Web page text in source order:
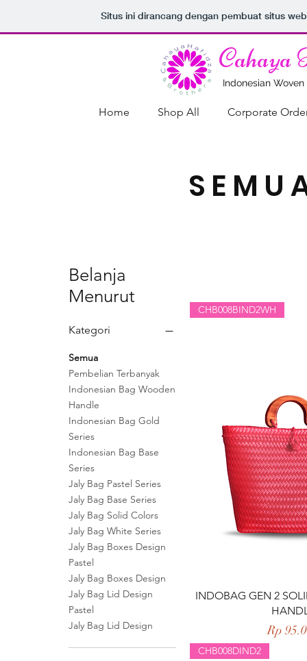
Situs ini dirancang dengan pembuat situs
Indonesian Woven
Belanja
Menurut
Kategori
Semua
Pembelian Terbanyak
Indonesian Bag Wooden
Handle
Indonesian Bag Gold
Series
Indonesian Bag Base
Series
Jaly Bag Pastel Series
Jaly Bag Base Series
Jaly Bag Solid Colors
Jaly Bag White Series
Jaly Bag Boxes Design
Pastel
Jaly Bag Boxes Design
Jaly Bag Lid Design
Pastel
Jaly Bag Lid Design
Tampilan
CHB008BIND2WH
INDOBAG GEN 2
Harga
Rp
CHB008DIND2
Home Shop All Corporate